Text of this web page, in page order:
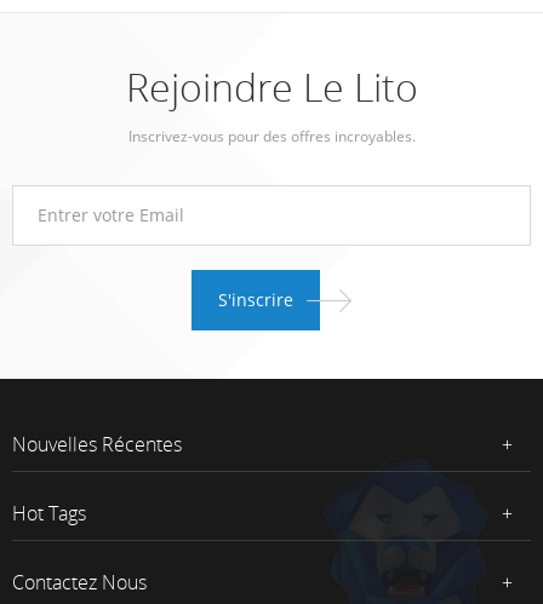
Rejoindre Le Lito
Inscrivez-vous pour des offres incroyables.
Nouvelles Récentes
Hot Tags
Contactez Nous